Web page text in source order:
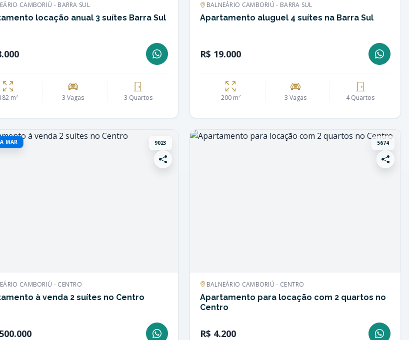
CAMBORIÚ - BARRA SUL
locação anual 3 suítes Barra Sul
m² 3 Vagas 3 Quartos
BALNEÁRIO CAMBORIÚ - BARRA SUL
Apartamento aluguel 4 suítes na Barra Sul
R$ 19.000
200 m² 3 Vagas 4 Quartos
MAR 9023
CAMBORIÚ - CENTRO
à venda 2 suítes no Centro
5674
BALNEÁRIO CAMBORIÚ - CENTRO
Apartamento para locação com 2 quartos no
Centro
R$ 4.200